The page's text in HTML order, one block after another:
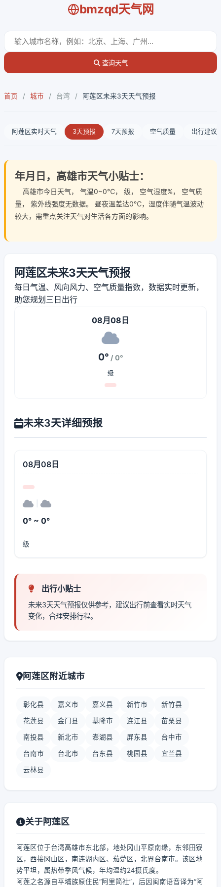
bmzqd天气网
查询天气
首页 / 城市 / 台湾 / 阿莲区未来3天天气预报
阿莲区实时天气 3天预报 7天预报 空气质量 出行建议
年月日，高雄市天气小贴士：
高雄市今日天气， 气温0~0℃， 级， 空气湿度%， 空气质
量， 紫外线强度无数据。 昼夜温差达0℃，湿度伴随气温波动
较大，需重点关注天气对生活各方面的影响。
阿莲区未来3天天气预报
每日气温、风向风力、空气质量指数，数据实时更新，
助您规划三日出行
08月08日
0° / 0°
级
未来3天详细预报
08月08日
0° ~ 0°
级
出行小贴士
未来3天天气预报仅供参考，建议出行前查看实时天气
变化，合理安排行程。
阿莲区附近城市
彰化县 嘉义市 嘉义县 新竹市 新竹县
花莲县 金门县 基隆市 连江县 苗栗县
南投县 新北市 澎湖县 屏东县 台中市
台南市 台北市 台东县 桃园县 宜兰县
云林县
关于阿莲区
阿莲区位于台湾高雄市东北部，地处冈山平原南缘，东邻田寮
区，西接冈山区，南连湖内区、茄萣区，北界台南市。该区地
势平坦，属热带季风气候，年均温约24摄氏度。
阿莲之名源自平埔族原住民“阿里简社”，后因闽南语音译为“阿